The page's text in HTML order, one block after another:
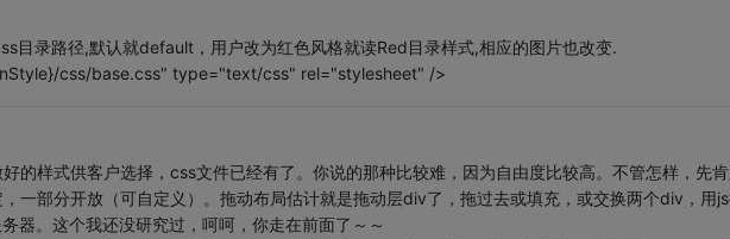
目录路径,默认就default，用户改为红色风格就读Red目录样式,相应的图片也改变.
css/base.css" type="text/css" rel="stylesheet" />
的样式供客户选择，css文件已经有了。你说的那种比较难，因为自由度比较高。不管怎样，先
一部分开放（可自定义）。拖动布局估计就是拖动层div了，拖过去或填充，或交换两个div，用
器。这个我还没研究过，呵呵，你走在前面了～～